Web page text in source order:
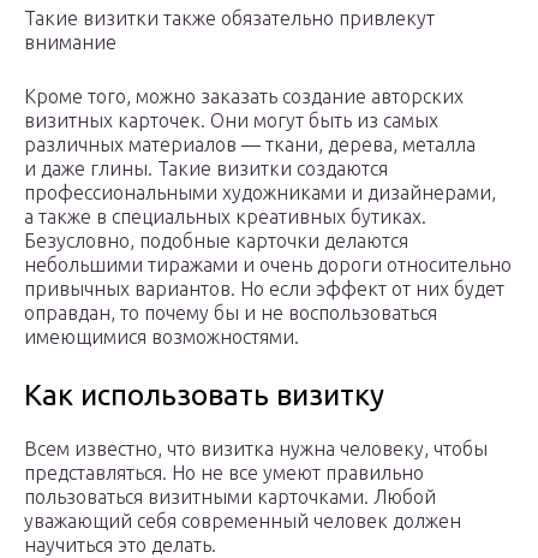
Такие визитки также обязательно привлекут
внимание
Кроме того, можно заказать создание авторских
визитных карточек. Они могут быть из самых
различных материалов — ткани, дерева, металла
и даже глины. Такие визитки создаются
профессиональными художниками и дизайнерами,
а также в специальных креативных бутиках.
Безусловно, подобные карточки делаются
небольшими тиражами и очень дороги относительно
привычных вариантов. Но если эффект от них будет
оправдан, то почему бы и не воспользоваться
имеющимися возможностями.
Как использовать визитку
Всем известно, что визитка нужна человеку, чтобы
представляться. Но не все умеют правильно
пользоваться визитными карточками. Любой
уважающий себя современный человек должен
научиться это делать.